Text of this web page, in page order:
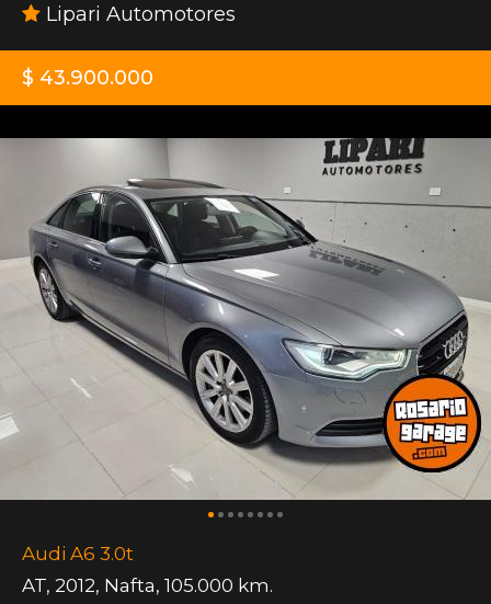
Lipari Automotores
$ 43.900.000
Audi A6 3.0t
AT, 2012, Nafta, 105.000 km.